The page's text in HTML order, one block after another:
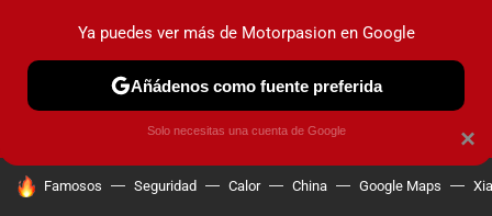
PRUEBAS COCHES ELÉCTRICOS OBSERVATORIO
HOY SE HABLA DE
Famosos Seguridad Calor China Google Maps
×
Ya puedes ver más de Motorpasion en Google
Añádenos como fuente preferida
Solo necesitas una cuenta de Google